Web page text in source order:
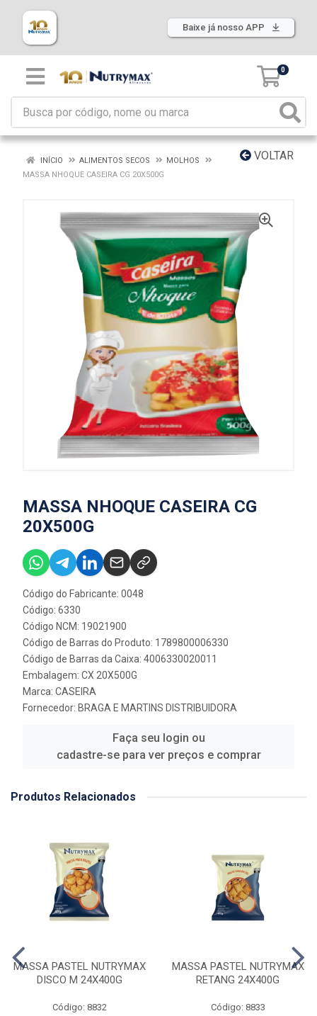
Baixe já nosso APP
0
VOLTAR
INÍCIO ALIMENTOS SECOS
MOLHOS
MASSA NHOQUE CASEIRA CG 20X500G
MASSA NHOQUE CASEIRA CG
20X500G
Código do Fabricante: 0048
Código: 6330
Código NCM: 19021900
Código de Barras do Produto: 1789800006330
Código de Barras da Caixa: 4006330020011
Embalagem: CX 20X500G
Marca: CASEIRA
Fornecedor: BRAGA E MARTINS DISTRIBUIDORA
Faça seu login ou
cadastre-se para ver preços e comprar
Produtos Relacionados
MASSA PASTEL NUTRYMAX
DISCO M 24X400G
Código: 8832
MASSA PASTEL NUTRYMAX
RETANG 24X400G
Código: 8833